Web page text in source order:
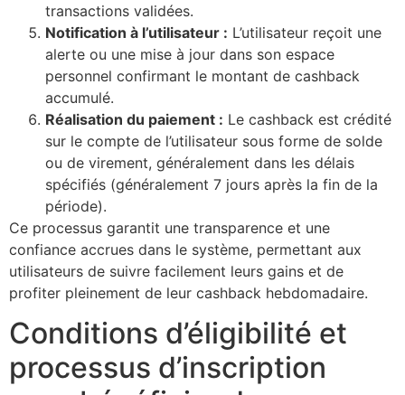
transactions validées.
Notification à l’utilisateur : L’utilisateur reçoit une
alerte ou une mise à jour dans son espace
personnel confirmant le montant de cashback
accumulé.
Réalisation du paiement : Le cashback est crédité
sur le compte de l’utilisateur sous forme de solde
ou de virement, généralement dans les délais
spécifiés (généralement 7 jours après la fin de la
période).
Ce processus garantit une transparence et une
confiance accrues dans le système, permettant aux
utilisateurs de suivre facilement leurs gains et de
profiter pleinement de leur cashback hebdomadaire.
Conditions d’éligibilité et
processus d’inscription